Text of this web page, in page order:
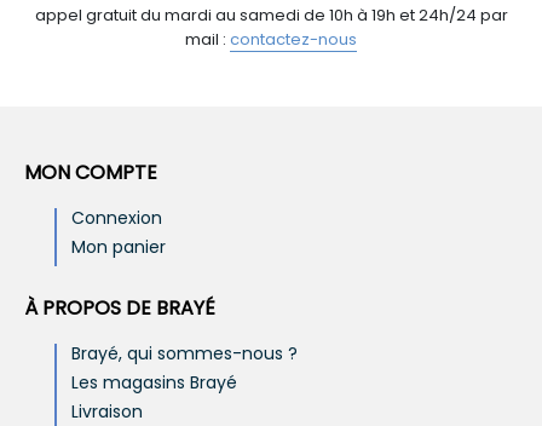
appel gratuit du mardi au samedi de 10h à 19h et 24h/24 par
mail : contactez-nous
MON COMPTE
Connexion
Mon panier
À PROPOS DE BRAYÉ
Brayé, qui sommes-nous ?
Les magasins Brayé
Livraison